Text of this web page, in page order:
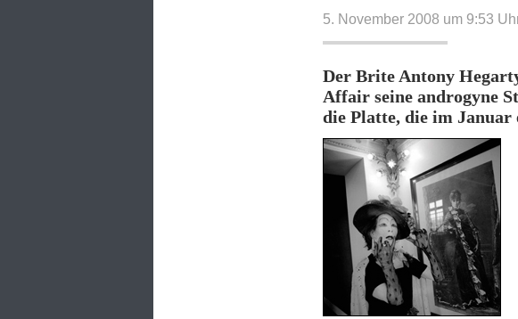
5. November 2008 um 9:53
Der Brite Antony
Affair seine androgyne
die Platte, die im Januar